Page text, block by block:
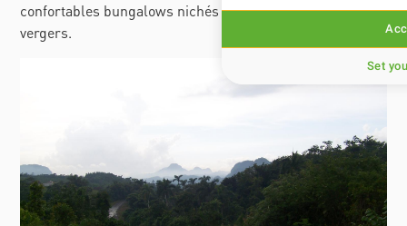
confortables bungalows nichés entre les allées et les
vergers.
Set